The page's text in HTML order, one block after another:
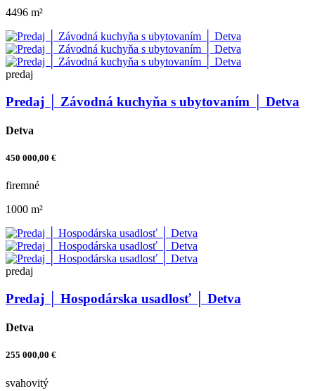
4496 m²
predaj
Predaj │ Závodná kuchyňa s ubytovaním │ Detva
Detva
450 000,00 €
firemné
1000 m²
predaj
Predaj │ Hospodárska usadlosť │ Detva
Detva
255 000,00 €
svahovitý